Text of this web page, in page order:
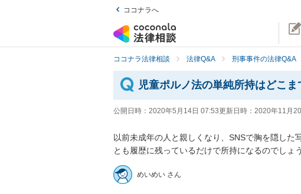
ココナラへ
ココナラ法律相談 法律Q&A 刑事事件の法律Q&A
児童ポルノ法の単純所持はどこま
公開日時： 2020年5月14日 07:53更新日時： 2020年11月
以前未成年の人と親しくなり、SNSで胸を隠した
とも履歴に残っているだけで所持になるのでしょ
めいめい さん